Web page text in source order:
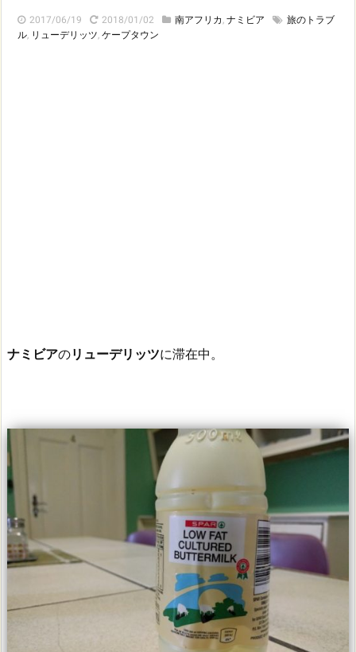
2017/06/19 2018/01/02 南アフリカ , ナミビア
旅のトラブ
ル, リューデリッツ, ケープタウン
ナミビアのリューデリッツに滞在中。